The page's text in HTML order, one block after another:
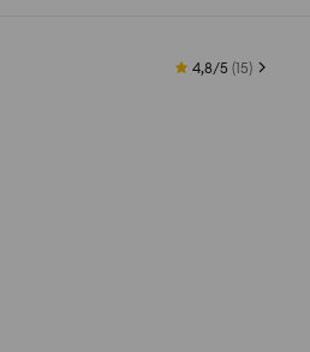
4,8/5 (15)